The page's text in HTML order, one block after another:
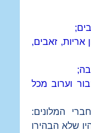
אריות, זאבים,
וערוב מכל
המלונים:
שלא הבהירו